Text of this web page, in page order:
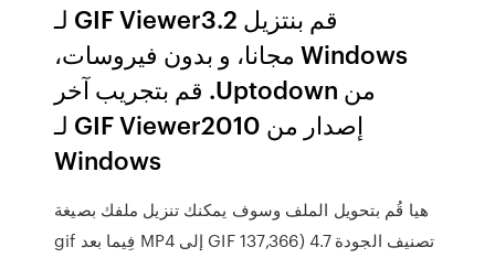
‫قم بنتزيل GIF Viewer3.2 لـ
Windows مجانا، و بدون فيروسات،
من Uptodown. قم بتجريب آخر
إصدار من GIF Viewer2010 لـ
Windows
هيا قُم بتحويل الملف وسوف يمكنك تنزيل ملفك بصيغة
gif فِيما بعد MP4 إلى GIF تصنيف الجودة 4.7 (137,366